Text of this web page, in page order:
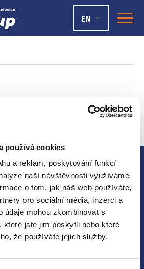
používá cookies
a reklam, poskytování funkcí
naší návštěvnosti využíváme
o tom, jak náš web používáte,
pro sociální média, inzerci a
údaje mohou zkombinovat s
které jste jim poskytli nebo které
že používáte jejich služby.
EN